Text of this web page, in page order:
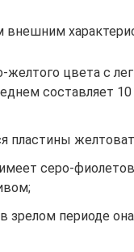
желтого цвета с
составляет
пластины
серо-
зрелом периоде